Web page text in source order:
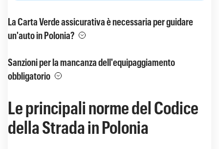
La Carta Verde assicurativa è necessaria per guidare
un'auto in Polonia?
Sanzioni per la mancanza dell'equipaggiamento
obbligatorio
Le principali norme del Codice
della Strada in Polonia